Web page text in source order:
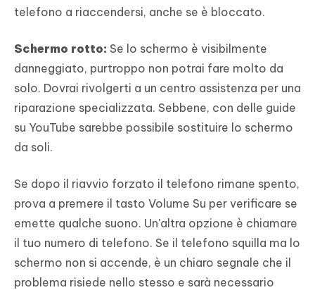
telefono a riaccendersi, anche se è bloccato.
Schermo rotto: Se lo schermo è visibilmente
danneggiato, purtroppo non potrai fare molto da
solo. Dovrai rivolgerti a un centro assistenza per una
riparazione specializzata. Sebbene, con delle guide
su YouTube sarebbe possibile sostituire lo schermo
da soli.
Se dopo il riavvio forzato il telefono rimane spento,
prova a premere il tasto Volume Su per verificare se
emette qualche suono. Un'altra opzione è chiamare
il tuo numero di telefono. Se il telefono squilla ma lo
schermo non si accende, è un chiaro segnale che il
problema risiede nello stesso e sarà necessario